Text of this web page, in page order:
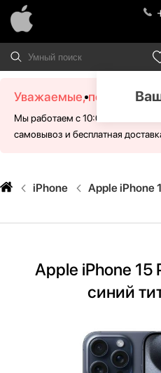
Уважаемые, посетители!
Мы работаем с 10:00 - 21:00 без
самовывоз и бесплатная
iPhone Apple iPhone
Apple iPhone 15
синий